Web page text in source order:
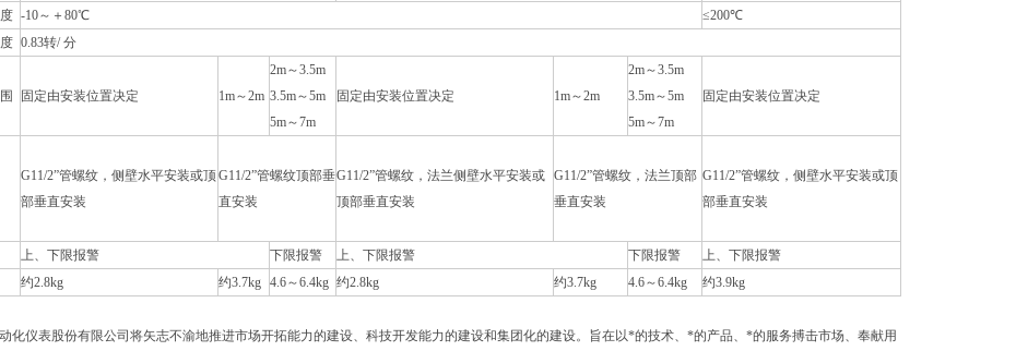
-10～＋80℃
≤200℃
0.83转/ 分
固定由安装位置决定 1m～2m
2m～3.5m
3.5m～5m
5m～7m
固定由安装位置决定 1m～2m
2m～3.5m
3.5m～5m
5m～7m
固定由安装位置决定
G11/2”管螺纹，侧壁水平安装或顶
部垂直安装
G11/2”管螺纹顶部垂
直安装
G11/2”管螺纹，法兰侧壁水平安装或
顶部垂直安装
G11/2”管螺纹，法兰顶部
垂直安装
G11/2”管螺纹，侧壁水平安装或顶
部垂直安装
上、下限报警 下限报警 上、下限报警 下限报警
上、下限报警
约2.8kg 约3.7kg 4.6～6.4kg 约2.8kg 约3.7kg 4.6～6.4kg
约3.9kg
化仪表股份有限公司将矢志不渝地推进市场开拓能力的建设、科技开发能力的建设和集团化的建设。旨在以*的技术、*的产品、*的服务搏击市场、奉献用